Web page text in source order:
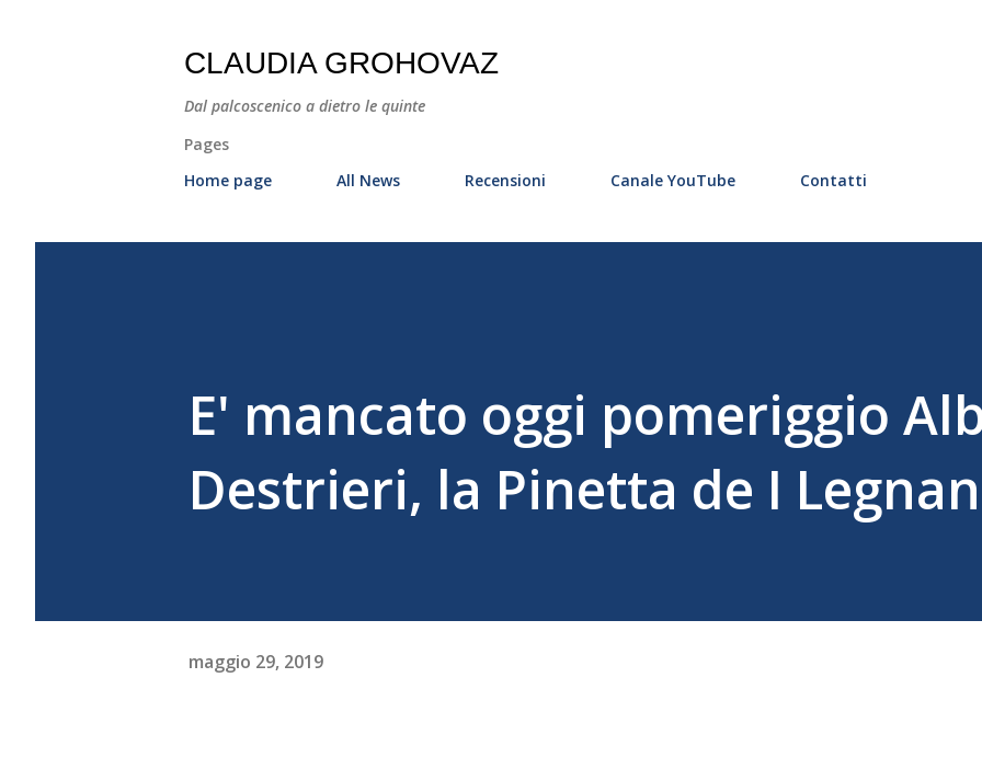
CLAUDIA GROHOVAZ
Dal palcoscenico a dietro le quinte
Pages
Home page
All News Recensioni Canale YouTube Contatti
E' mancato oggi pomeriggio
Destrieri, la Pinetta de I
maggio 29, 2019